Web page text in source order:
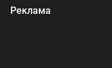
Реклама